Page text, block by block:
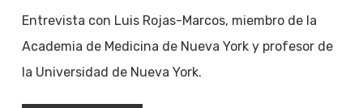
Entrevista con Luis Rojas-Marcos, miembro de la
Academia de Medicina de Nueva York y profesor de
la Universidad de Nueva York.